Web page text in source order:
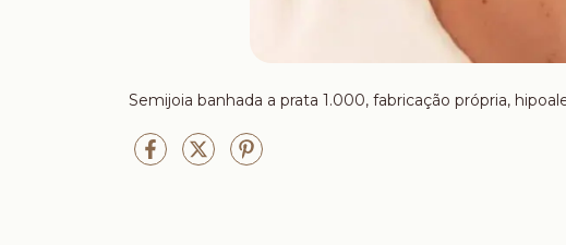
Semijoia banhada a prata 1.000, fabricação própria,